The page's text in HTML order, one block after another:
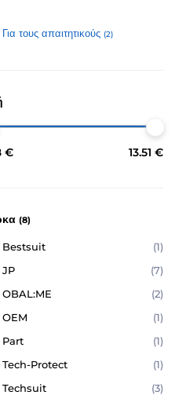
Για τους απαιτητικούς (2)
€ 13.51 €
(8)
Bestsuit
(1)
JP
(7)
OBAL:ME
(2)
OEM
(1)
Part
(1)
Tech-Protect
(1)
Techsuit
(3)